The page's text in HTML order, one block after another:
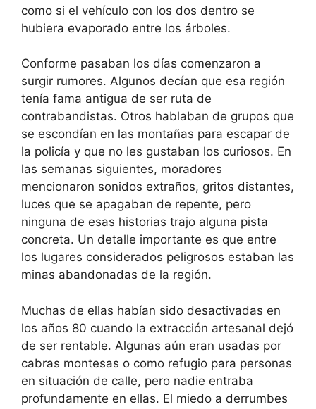
como si el vehículo con los dos dentro se
hubiera evaporado entre los árboles.
Conforme pasaban los días comenzaron a
surgir rumores. Algunos decían que esa región
tenía fama antigua de ser ruta de
contrabandistas. Otros hablaban de grupos que
se escondían en las montañas para escapar de
la policía y que no les gustaban los curiosos. En
las semanas siguientes, moradores
mencionaron sonidos extraños, gritos distantes,
luces que se apagaban de repente, pero
ninguna de esas historias trajo alguna pista
concreta. Un detalle importante es que entre
los lugares considerados peligrosos estaban las
minas abandonadas de la región.
Muchas de ellas habían sido desactivadas en
los años 80 cuando la extracción artesanal dejó
de ser rentable. Algunas aún eran usadas por
cabras montesas o como refugio para personas
en situación de calle, pero nadie entraba
profundamente en ellas. El miedo a derrumbes